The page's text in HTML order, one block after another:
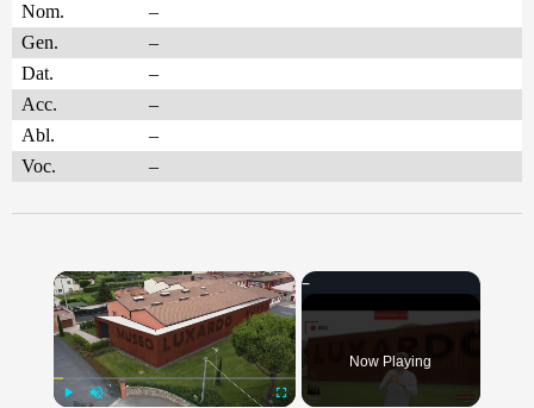
Nom.
–
Gen.
–
Dat.
–
Acc.
–
Abl.
–
Voc.
–
×
Now Playing